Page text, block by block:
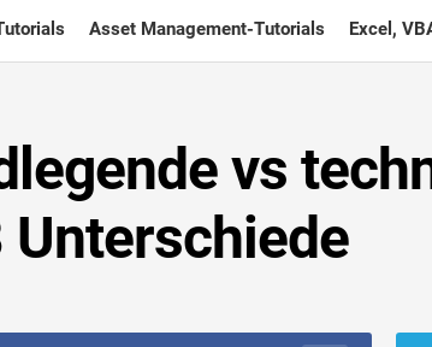
Asset Management-Tutorials Excel,
vs
Unterschiede